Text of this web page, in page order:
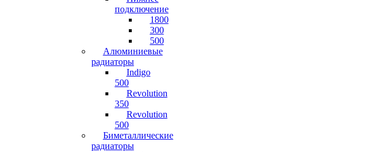
подключение
1800
300
500
Алюминиевые
радиаторы
Indigo
500
Revolution
350
Revolution
500
Биметаллические
радиаторы